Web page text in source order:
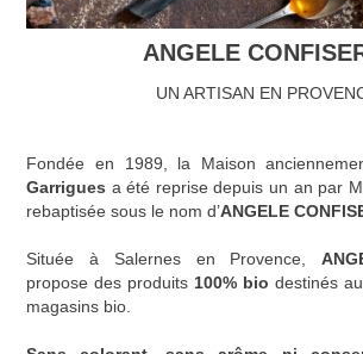
ANGELE
UN ARTISAN EN
Fondée en 1989, la Maison
Garrigues a été reprise depuis un an par
rebaptisée sous le nom d’ANGELE
Située à Salernes en Provence,
propose des produits 100% bio destinés
magasins bio.